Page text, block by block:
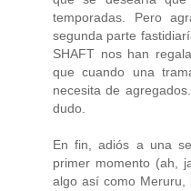
temporadas. Pero
segunda parte
SHAFT nos han
que cuando una
necesita de
dudo.
En fin, adiós a una
primer momento (ah,
algo así como Meruru,